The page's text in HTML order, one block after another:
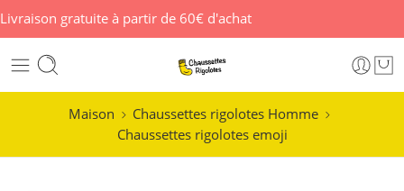
Livraison gratuite à partir de 60€ d'achat
Maison
Chaussettes rigolotes Homme
Chaussettes rigolotes emoji